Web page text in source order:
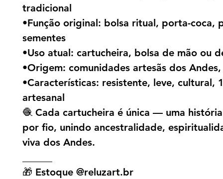
tradicional
•Função original: bolsa ritual, porta-coca,
sementes
•Uso atual: cartucheira, bolsa de mão ou
•Origem: comunidades artesãs dos Andes,
•Características: resistente, leve, cultural,
artesanal
🧶 Cada cartucheira é única — uma
por fio, unindo ancestralidade,
viva dos Andes.
🎁 Estoque @reluzart.br